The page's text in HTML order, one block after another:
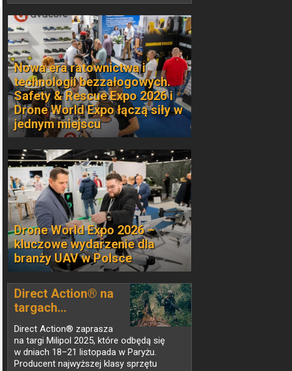
Nowa era ratownictwa i
technologii bezzałogowych.
Safety & Rescue Expo 2026 i
Drone World Expo łączą siły w
jednym miejscu
Drone World Expo 2026 –
kluczowe wydarzenie dla
branży UAV w Polsce
Direct Action® na
targach...
Direct Action® zaprasza
na targi Milipol 2025, które odbędą się
w dniach 18–21 listopada w Paryżu.
Producent najwyższej klasy sprzętu